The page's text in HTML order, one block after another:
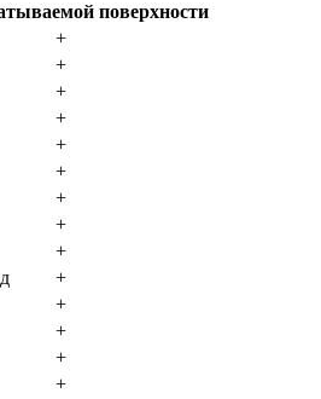
поверхности
+
+
+
+
+
+
+
+
+
+
+
+
+
+